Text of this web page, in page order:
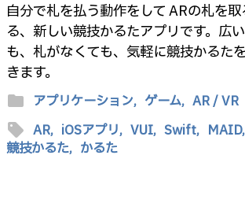
自分で札を払う動作をして ARの札を
る、新しい競技かるたアプリです。広
も、札がなくても、気軽に競技かるた
きます。
folder アプリケーション, ゲーム, AR / VR
sell AR, iOSアプリ, VUI, Swift, MAID,
競技かるた, かるた